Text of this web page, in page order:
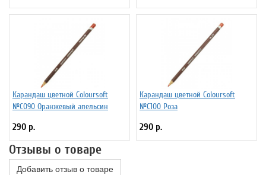
Карандаш цветной Coloursoft
№C090 Оранжевый апельсин
290 р.
Карандаш цветной Coloursoft
№C100 Роза
290 р.
Отзывы о товаре
Добавить отзыв о товаре